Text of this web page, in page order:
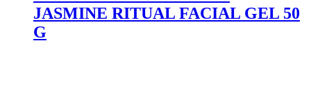
JASMINE RITUAL FACIAL GEL 50
G